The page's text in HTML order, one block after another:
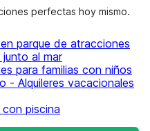
perfectas hoy mismo.
parque de atracciones
al mar
para familias con niños
- Alquileres vacacionales
piscina